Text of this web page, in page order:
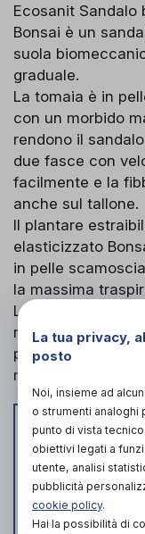
Ecosanit
Bonsai è un
suola
graduale.
La tomaia è in
con un morbido
rendono il
due fasce con
facilmente e la
anche sul tallone.
Il plantare
elasticizzato
in pelle
la massima
La suola è in
ridistribuisce
piede e consente
muscolatura.
Prodotto
Trova
potrebbero
La tua privacy,
posto
Noi, insieme ad
o strumenti
punto di vista
obiettivi legati a
utente, analisi
pubblicità
cookie policy.
Hai la possibilità di